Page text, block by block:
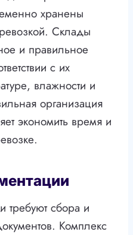
хранены
Склады
и правильное
с их
влажности и
организация
экономить время и
требуют сбора и
Комплекс